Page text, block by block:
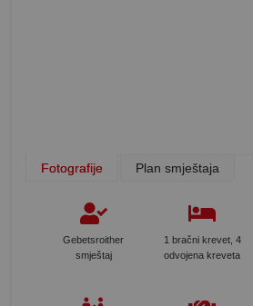
Fotografije Plan smještaja
Gebetsroither
smještaj
1 bračni krevet, 4
odvojena kreveta